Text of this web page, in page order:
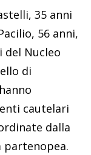
35 anni
56 anni,
del Nucleo
di
cautelari
dalla
partenopea.